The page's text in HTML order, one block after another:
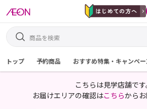
トップ 予約商品 おすすめ特集・キャンペー
こちらは見学店舗です
お届けエリアの確認はこちらからお